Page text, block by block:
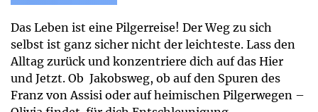
Das Leben ist eine Pilgerreise! Der Weg zu sich
selbst ist ganz sicher nicht der leichteste. Lass den
Alltag zurück und konzentriere dich auf das Hier
und Jetzt. Ob Jakobsweg, ob auf den Spuren des
Franz von Assisi oder auf heimischen Pilgerwegen –